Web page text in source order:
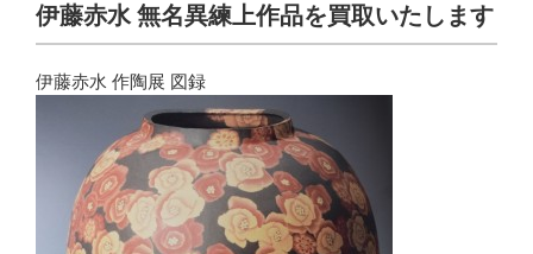
伊藤赤水 無名異練上作品を買取いたします
伊藤赤水 作陶展 図録